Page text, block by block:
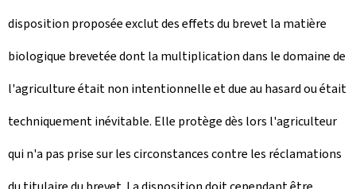
disposition proposée exclut des effets du brevet la matière
biologique brevetée dont la multiplication dans le domaine de
l'agriculture était non intentionnelle et due au hasard ou était
techniquement inévitable. Elle protège dès lors l'agriculteur
qui n'a pas prise sur les circonstances contre les réclamations